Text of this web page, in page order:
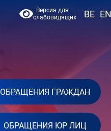
Версия для
слабовидящих
BE EN
ОБРАЩЕНИЯ ГРАЖДАН
ОБРАЩЕНИЯ ЮР ЛИЦ